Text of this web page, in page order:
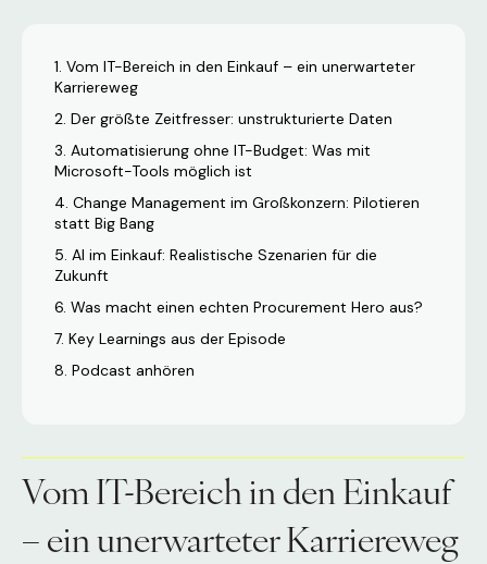
Vom IT-Bereich in den Einkauf – ein unerwarteter
Karriereweg
Der größte Zeitfresser: unstrukturierte Daten
Automatisierung ohne IT-Budget: Was mit
Microsoft-Tools möglich ist
Change Management im Großkonzern: Pilotieren
statt Big Bang
AI im Einkauf: Realistische Szenarien für die
Zukunft
Was macht einen echten Procurement Hero aus?
Key Learnings aus der Episode
Podcast anhören
Vom IT-Bereich in den Einkauf
– ein unerwarteter Karriereweg